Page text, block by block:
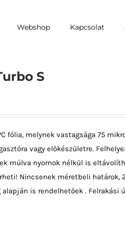
Webshop Kapcsolat
S
fólia, melynek vastagsága 75
vagy előkészületre.
múlva nyomok nélkül is
Nincsenek méretbeli
alapján is rendelhetőek .